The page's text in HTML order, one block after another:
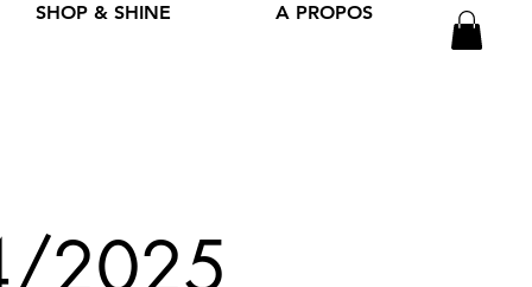
SHOP & SHINE A PROPOS
2025